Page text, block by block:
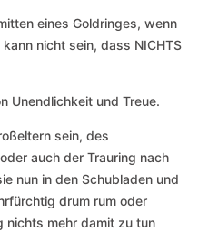
eines Goldringes, wenn
nicht sein, dass NICHTS
Unendlichkeit und Treue.
sein, des
auch der Trauring nach
nun in den Schubladen und
drum rum oder
nichts mehr damit zu tun